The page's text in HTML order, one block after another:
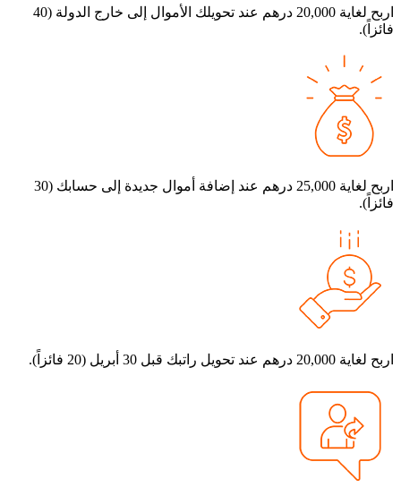
اربح لغاية 20,000 درهم عند تحويلك الأموال إلى خارج الدولة (40
اربح لغاية 25,000 درهم عند إضافة أموال جديدة إلى حسابك (30
20,000 درهم عند تحويل راتبك قبل 30 أبريل (20 فائزاً).